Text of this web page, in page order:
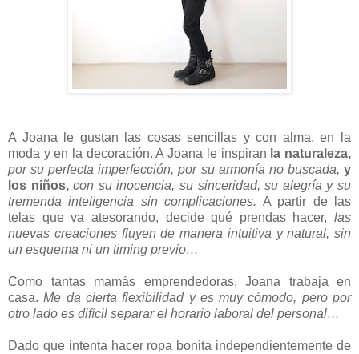
A Joana le gustan las cosas sencillas y con alma, en la
moda y en la decoración. A Joana le inspiran la naturaleza,
por su perfecta imperfección, por su armonía no buscada, y
los niños, con su inocencia, su sinceridad, su alegría y su
tremenda inteligencia sin complicaciones.A partir de las
telas que va atesorando, decide qué prendas hacer, las
nuevas creaciones fluyen de manera intuitiva y natural, sin
un esquema ni un timing previo…
Como tantas mamás emprendedoras, Joana trabaja en
casa.Me da cierta flexibilidad y es muy cómodo, pero por
otro lado es difícil separar el horario laboral del personal…
Dado que intenta hacer ropa bonita independientemente de